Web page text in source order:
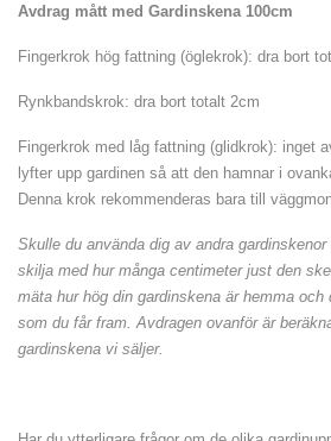
Avdrag mått med Gardinskena 100cm
Fingerkrok hög fattning (öglekrok): dra bort
Rynkbandskrok: dra bort totalt 2cm
Fingerkrok med låg fattning (glidkrok): inget
lyfter upp gardinen så att den hamnar i
Denna krok rekommenderas bara till
Skulle du använda dig av andra
skilja med hur många centimeter just den
mäta hur hög din gardinskena är hemma och
som du får fram. Avdragen ovanför är
gardinskena vi säljer.